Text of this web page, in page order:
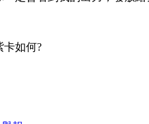
卡如何?